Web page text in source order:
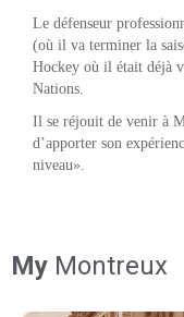
Le défenseur
(où il va terminer la
Hockey où il était déjà
Nations.
Il se réjouit de venir à
d’apporter son
niveau».
My Montreux